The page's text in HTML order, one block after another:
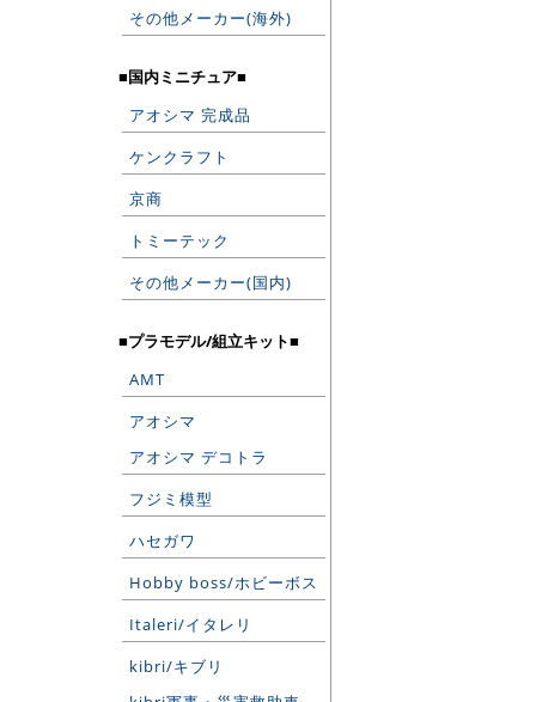
その他メーカー(海外)
■国内ミニチュア■
アオシマ 完成品
ケンクラフト
京商
トミーテック
その他メーカー(国内)
■プラモデル/組立キット■
AMT
アオシマ
アオシマ デコトラ
フジミ模型
ハセガワ
Hobby boss/ホビーボス
Italeri/イタレリ
kibri/キブリ